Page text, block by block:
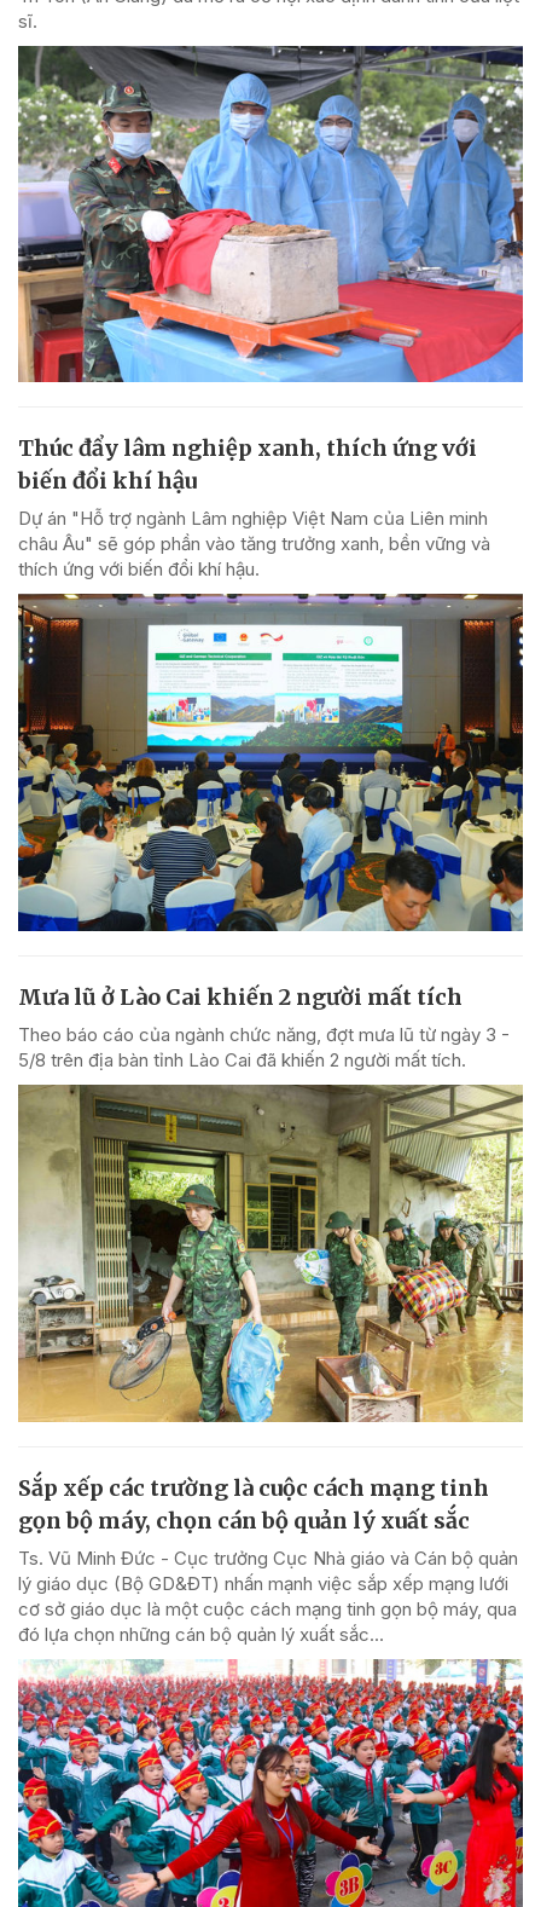
sĩ.
Thúc đẩy lâm nghiệp xanh, thích ứng với
biến đổi khí hậu
Dự án "Hỗ trợ ngành Lâm nghiệp Việt Nam của Liên minh
châu Âu" sẽ góp phần vào tăng trưởng xanh, bền vững và
thích ứng với biến đổi khí hậu.
Mưa lũ ở Lào Cai khiến 2 người mất tích
Theo báo cáo của ngành chức năng, đợt mưa lũ từ ngày 3 -
5/8 trên địa bàn tỉnh Lào Cai đã khiến 2 người mất tích.
Sắp xếp các trường là cuộc cách mạng tinh
gọn bộ máy, chọn cán bộ quản lý xuất sắc
Ts. Vũ Minh Đức - Cục trưởng Cục Nhà giáo và Cán bộ quản
lý giáo dục (Bộ GD&ĐT) nhấn mạnh việc sắp xếp mạng lưới
cơ sở giáo dục là một cuộc cách mạng tinh gọn bộ máy, qua
đó lựa chọn những cán bộ quản lý xuất sắc...